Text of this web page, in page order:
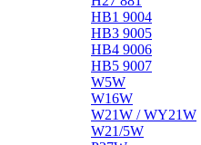
HB1 9004
HB3 9005
HB4 9006
HB5 9007
W5W
W16W
W21W / WY21W
W21/5W